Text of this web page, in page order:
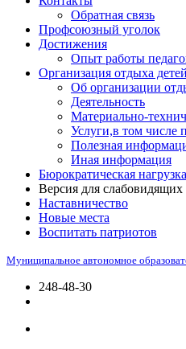
Обратная связь
Профсоюзный уголок
Достижения
Опыт работы
Организация отдыха
Об организации
Деятельность
Материально-
Услуги,в том числе
Полезная
Иная информация
Бюрократическая нагрузка
Версия для слабовидящих
Наставничество
Новые места
Воспитать патриотов
Муниципальное автономное
248-48-30